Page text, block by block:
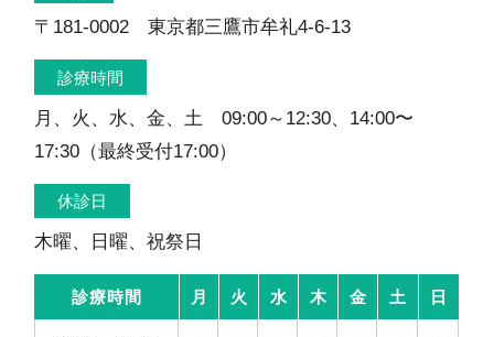
〒181-0002 東京都三鷹市牟礼4-6-13
診療時間
月、火、水、金、土 09:00～12:30、14:00〜
17:30（最終受付17:00）
休診日
木曜、日曜、祝祭日
診療時間 月 火 水 木 金 土 日